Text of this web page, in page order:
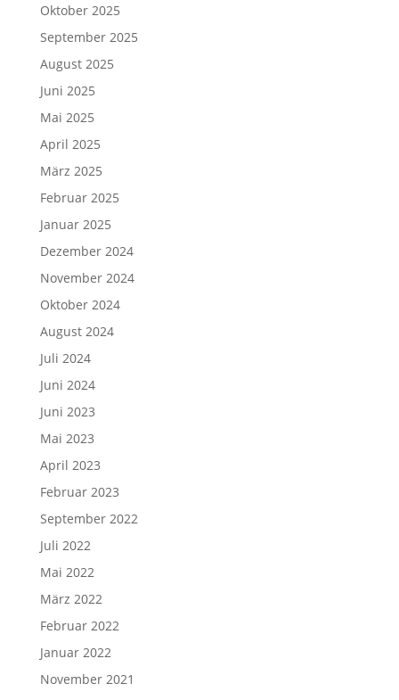
Oktober 2025
September 2025
August 2025
Juni 2025
Mai 2025
April 2025
März 2025
Februar 2025
Januar 2025
Dezember 2024
November 2024
Oktober 2024
August 2024
Juli 2024
Juni 2024
Juni 2023
Mai 2023
April 2023
Februar 2023
September 2022
Juli 2022
Mai 2022
März 2022
Februar 2022
Januar 2022
November 2021